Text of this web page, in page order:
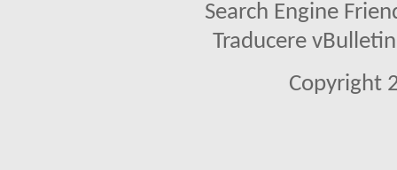
Search Engine
Traducere
Copyright